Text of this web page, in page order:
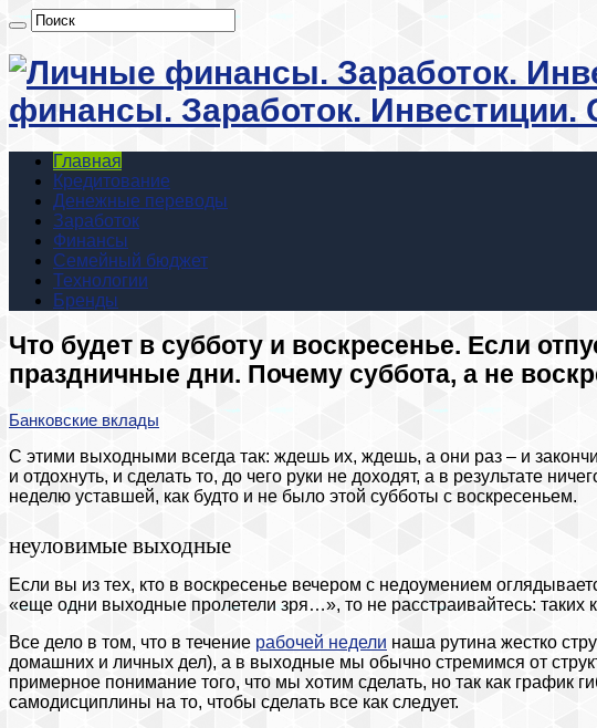
финансы. Заработок.
Главная
Кредитование
Денежные переводы
Заработок
Финансы
Семейный бюджет
Технологии
Бренды
Что будет в субботу и воскресенье. Если
праздничные дни. Почему суббота, а не
Банковские вклады
С этими выходными всегда так: ждешь их, ждешь, а они раз – и
и отдохнуть, и сделать то, до чего руки не доходят, а в результате
неделю уставшей, как будто и не было этой субботы с воскресеньем.
неуловимые выходные
Если вы из тех, кто в воскресенье вечером с недоумением
«еще одни выходные пролетели зря…», то не расстраивайтесь: таких
Все дело в том, что в течение рабочей недели наша рутина жестко
домашних и личных дел), а в выходные мы обычно стремимся от
примерное понимание того, что мы хотим сделать, но так как график
самодисциплины на то, чтобы сделать все как следует.